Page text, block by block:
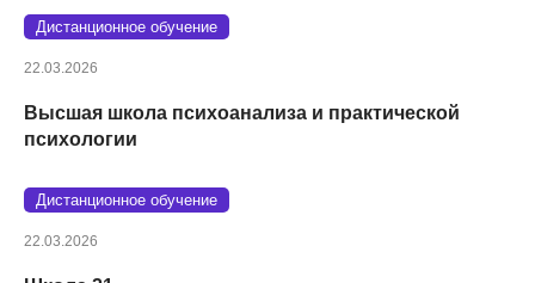
Дистанционное обучение
22.03.2026
Высшая школа психоанализа и практической
психологии
Дистанционное обучение
22.03.2026